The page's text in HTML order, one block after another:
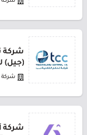
شركة
(جيل)
شركة
شركة